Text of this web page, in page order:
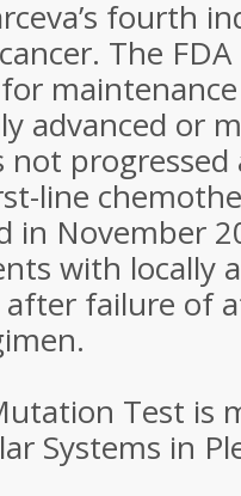
fourth
The
advanced or
not
line
in November
with locally
after failure of
Test is
Systems in